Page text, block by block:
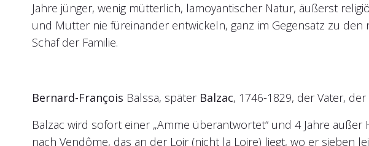
Jahre jünger, wenig mütterlich, lamoyantischer Natur, äußerst
und Mutter nie füreinander entwickeln, ganz im Gegensatz zu
Schaf der Familie.
Bernard-François Balssa, später Balzac, 1746-1829, der Vater,
Balzac wird sofort einer „Amme überantwortet“ und 4 Jahre
nach Vendôme, das an der Loir (nicht la Loire) liegt, wo er sieben